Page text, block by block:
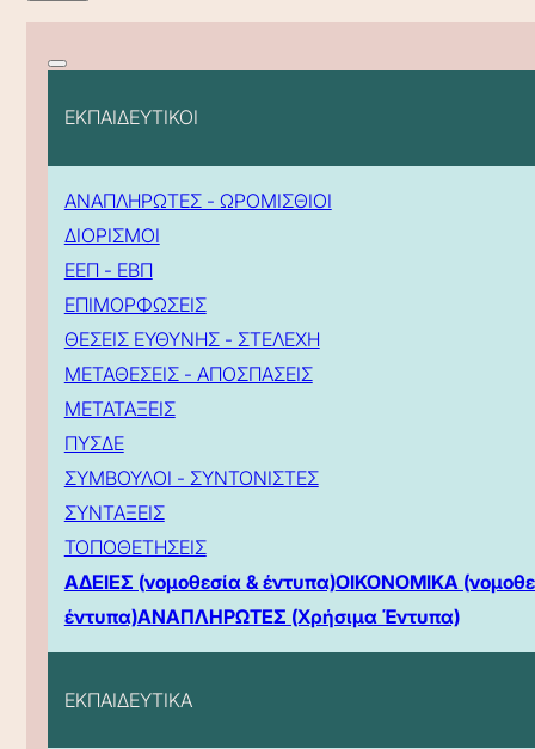
ΕΚΠΑΙΔΕΥΤΙΚΟΙ
ΑΝΑΠΛΗΡΩΤΕΣ - ΩΡΟΜΙΣΘΙΟΙ
ΔΙΟΡΙΣΜΟΙ
ΕΕΠ - ΕΒΠ
ΕΠΙΜΟΡΦΩΣΕΙΣ
ΘΕΣΕΙΣ ΕΥΘΥΝΗΣ - ΣΤΕΛΕΧΗ
ΜΕΤΑΘΕΣΕΙΣ - ΑΠΟΣΠΑΣΕΙΣ
ΜΕΤΑΤΑΞΕΙΣ
ΠΥΣΔΕ
ΣΥΜΒΟΥΛΟΙ - ΣΥΝΤΟΝΙΣΤΕΣ
ΣΥΝΤΑΞΕΙΣ
ΤΟΠΟΘΕΤΗΣΕΙΣ
ΑΔΕΙΕΣ (νομοθεσία & έντυπα)ΟΙΚΟΝΟΜΙΚΑ
έντυπα)ΑΝΑΠΛΗΡΩΤΕΣ (Χρήσιμα Έντυπα)
ΕΚΠΑΙΔΕΥΤΙΚΑ